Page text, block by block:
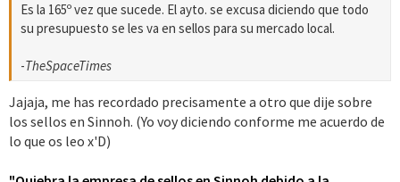
Es la 165º vez que sucede. El ayto. se excusa diciendo que todo
su presupuesto se les va en sellos para su mercado local.
-TheSpaceTimes
Jajaja, me has recordado precisamente a otro que dije sobre
los sellos en Sinnoh. (Yo voy diciendo conforme me acuerdo de
lo que os leo x'D)